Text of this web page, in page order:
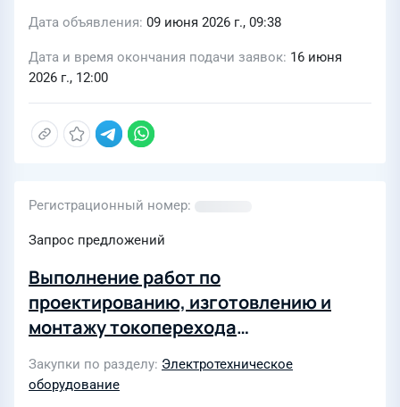
Дата объявления 09 июня 2026 г., 09:38
Дата и время окончания подачи заявок 16 июня
2026 г., 12:00
Регистрационный номер
Запрос предложений
Выполнение работ по
проектированию, изготовлению и
монтажу токоперехода
Закупки по разделу Электротехническое
оборудование